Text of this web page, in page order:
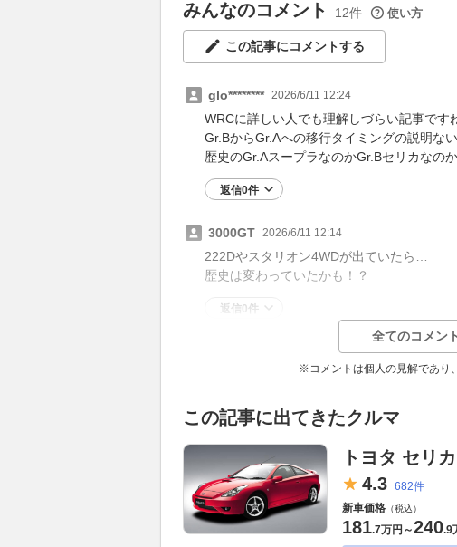
みんなのコメント 12件 使い方
この記事にコメントする
glo******** 2026/6/11 12:24
WRCに詳しい人でも理解しづらい記事です
Gr.BからGr.Aへの移行タイミングの説明な
歴史のGr.AスープラなのかGr.Bセリカなの
返信0件
3000GT 2026/6/11 12:14
222Dやスタリオン4WDが出ていたら…
歴史は変わっていたかも！？
返信0件
全てのコメン
※コメントは個人の見解であり
この記事に出てきたクルマ
トヨタ セリカ
4.3 682件
新車価格 （税込）
181.7万円 ～240.9